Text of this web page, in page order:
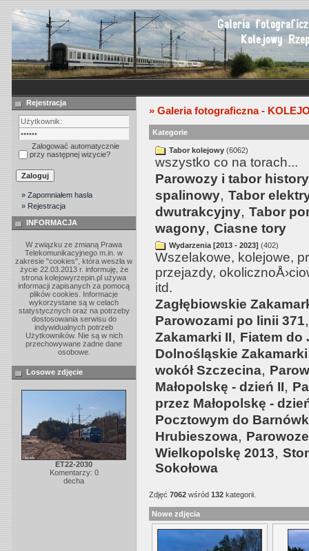
Rejestracja
Zalogować automatycznie
przy następnej wizycie?
» Zapomniałem hasła
» Rejestracja
INFORMACJA
W związku ze zmianą Prawa
Telekomunikacyjnego m.in. w
zakresie "cookies", która weszła w
życie 22.03.2013 r. informuję, że
strona kolejowyrzepin.pl używa
informacji zapisanych za pomocą
plików cookies. Informacje
wykorzystane są w celach
statystycznych oraz na potrzeby
dostosowania serwisu do
indywidualnych potrzeb
Użytkowników. Nie są w nich
przechowywane żadne dane
osobowe.
Losowe zdjęcie
ET22-2030
Komentarzy: 0
decha
» Galeria fotograficzna -
Kategorie
Tabor kolejowy (6062)
wszystko co na torach...
Parowozy i tabor
spalinowy, Tabor
dwutrakcyjny, Tabor
wagony, Ciasne tory
Wydarzenia [2013 - 2023] (402)
Wszelakowe, kolejowe,
przejazdy,
itd.
Zagłębiowskie
Parowozami po linii 371
Zakamarki II, Fiatem do
Dolnośląskie Zakamarki
wokół Szczecina,
Małopolskę - dzień II,
przez Małopolskę -
Pocztowym do
Hrubieszowa,
Wielkopolskę 2013,
Sokołowa
Zdjęć 7062 wśród 132 kategorii.
Nowe zdjęcia